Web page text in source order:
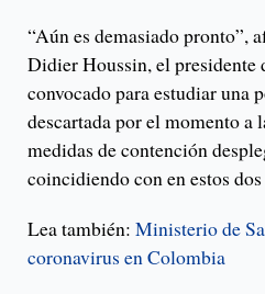
“Aún es demasiado pronto”,
Didier Houssin, el presidente
convocado para estudiar una
descartada por el momento a
medidas de contención
coincidiendo con en estos
Lea también: Ministerio de
coronavirus en Colombia